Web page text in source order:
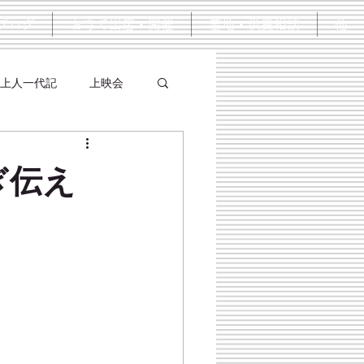
ログ お寺で出店・開催 墓地・供養相談 他
人一代記 上映会
え